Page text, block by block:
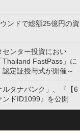
ンドで総額25億円の資
ンター投資におい
FastPass」に
定証授与式が開催～
タナバンク」、『【6
ドID1099』を公開